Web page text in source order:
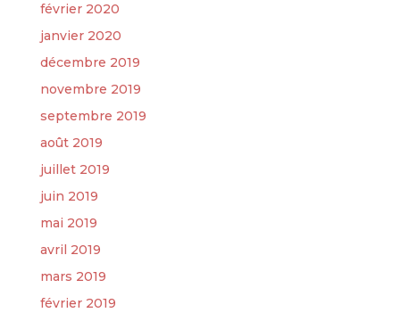
février 2020
janvier 2020
décembre 2019
novembre 2019
septembre 2019
août 2019
juillet 2019
juin 2019
mai 2019
avril 2019
mars 2019
février 2019